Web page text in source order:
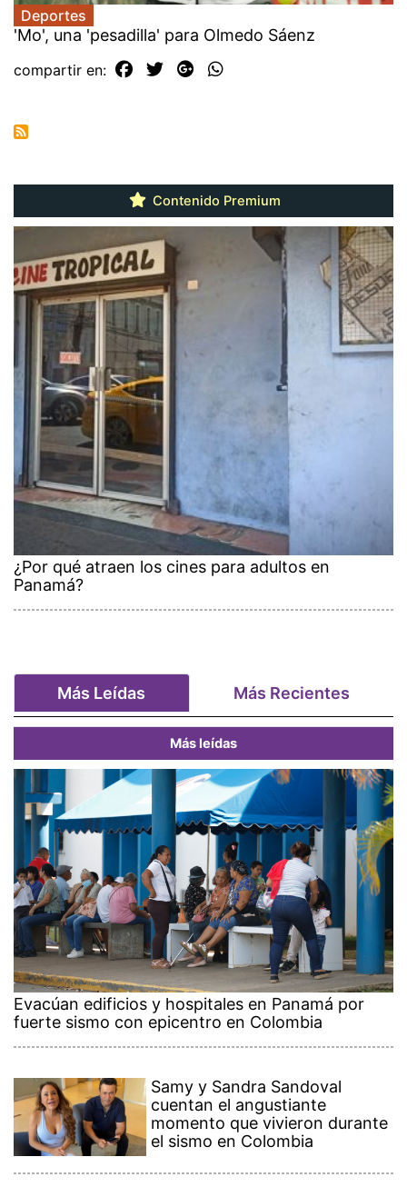
Deportes
'Mo', una 'pesadilla' para Olmedo Sáenz
compartir en:
Contenido Premium
¿Por qué atraen los cines para adultos en
Panamá?
Más Leídas Más Recientes
Más leídas
Evacúan edificios y hospitales en Panamá por
fuerte sismo con epicentro en Colombia
Samy y Sandra Sandoval
cuentan el angustiante
momento que vivieron durante
el sismo en Colombia